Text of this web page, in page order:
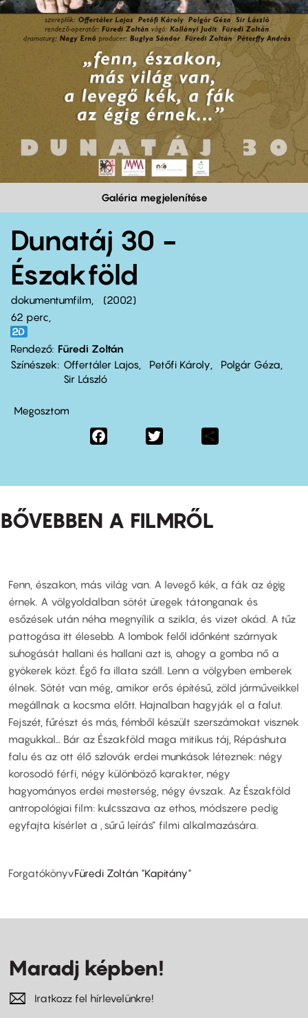
Galéria megjelenítése
Dunatáj 30 -
Északföld
dokumentumfilm
2002
62 perc,
Rendező Füredi Zoltán
Színészek
Offertáler Lajos Petőfi Károly
Polgár Géza
Sir László
Megosztom
Facebook
BŐVEBBEN A FILMRŐL
Fenn, északon, más világ van. A levegő kék, a fák az égig
érnek. A völgyoldalban sötét üregek tátonganak és
esőzések után néha megnyílik a szikla, és vizet okád. A tűz
pattogása itt élesebb. A lombok felől időnként szárnyak
suhogását hallani és hallani azt is, ahogy a gomba nő a
gyökerek közt. Égő fa illata száll. Lenn a völgyben emberek
élnek. Sötét van még, amikor erős építésű, zöld járműveikkel
megállnak a kocsma előtt. Hajnalban hagyják el a falut.
Fejszét, fűrészt és más, fémből készült szerszámokat visznek
magukkal… Bár az Északföld maga mitikus táj, Répáshuta
falu és az ott élő szlovák erdei munkások léteznek: négy
korosodó férfi, négy különböző karakter, négy
hagyományos erdei mesterség, négy évszak. Az Északföld
antropológiai film: kulcsszava az ethos, módszere pedig
egyfajta kísérlet a „sűrű leírás” filmi alkalmazására.
ForgatókönyvFüredi Zoltán "Kapitány"
Maradj képben!
Iratkozz fel hírlevelünkre!